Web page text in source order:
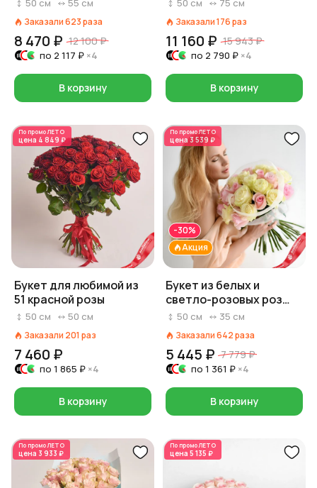
50 см 55 см
Заказали623раза
8 470 ₽ 12 100 ₽
по 2 117 ₽ ×4
В корзину
50 см 75 см
Заказали176раз
11 160 ₽ 15 943 ₽
по 2 790 ₽ ×4
В корзину
По промоЛЕТО
цена 4 849 ₽
Букет для любимой из
51 красной розы
50 см 50 см
Заказали 201 раз
7 460 ₽
по 1 865 ₽ ×4
В корзину
По промоЛЕТО
цена3 539 ₽
Акция
-30%
Букет из белых и
светло-розовых роз
«Прикосновение»
50 см 35 см
Заказали642раза
5 445 ₽ 7 779 ₽
по 1 361 ₽ ×4
В корзину
По промоЛЕТО
цена 3 933 ₽
По промоЛЕТО
цена 5 135 ₽